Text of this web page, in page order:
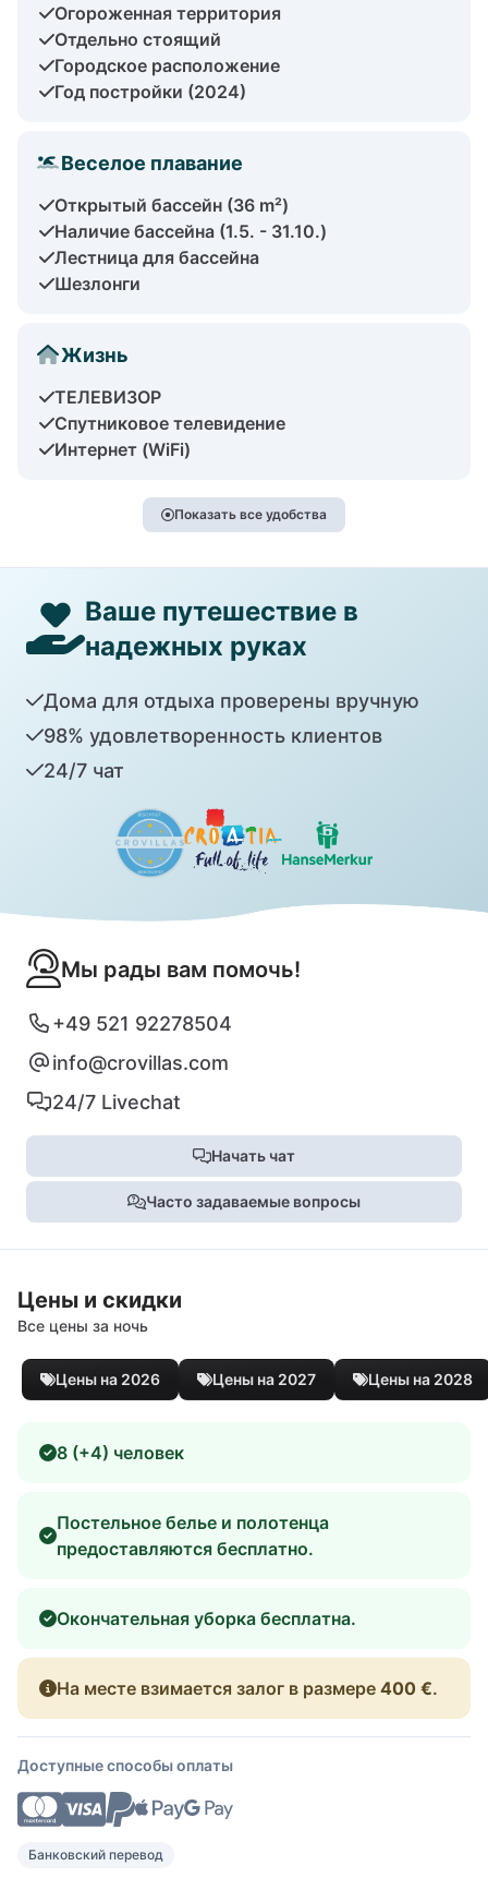
Огороженная территория
Отдельно стоящий
Городское расположение
Год постройки (2024)
Веселое плавание
Открытый бассейн (36 m²)
Наличие бассейна (1.5. - 31.10.)
Лестница для бассейна
Шезлонги
Жизнь
ТЕЛЕВИЗОР
Спутниковое телевидение
Интернет (WiFi)
Показать все удобства
Ваше путешествие в
надежных руках
Дома для отдыха проверены вручную
98% удовлетворенность клиентов
24/7 чат
Мы рады вам помочь!
+49 521 92278504
info@crovillas.com
24/7 Livechat
Начать чат
Часто задаваемые вопросы
Цены и скидки
Все цены за ночь
Цены на 2026 Цены на 2027 Цены на 2028
8 (+4) человек
Постельное белье и полотенца
предоставляются бесплатно.
Окончательная уборка бесплатна.
На месте взимается залог в размере 400 €.
Доступные способы оплаты
Банковский перевод